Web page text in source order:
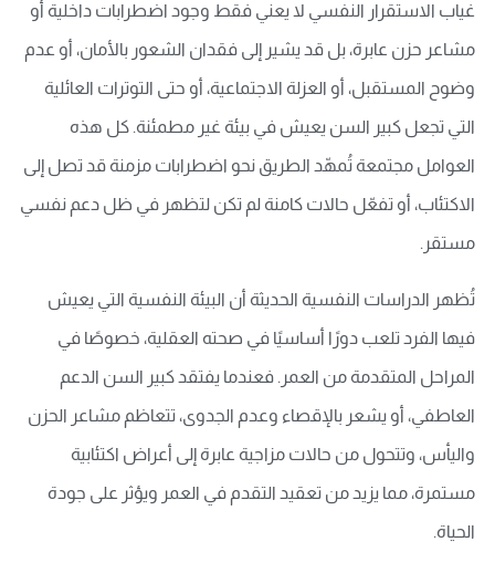
غياب الاستقرار النفسي لا يعني فقط وجود اضطرابات داخلية أو
مشاعر حزن عابرة، بل قد يشير إلى فقدان الشعور بالأمان، أو عدم
وضوح المستقبل، أو العزلة الاجتماعية، أو حتى التوترات العائلية
التي تجعل كبير السن يعيش في بيئة غير مطمئنة. كل هذه
العوامل مجتمعة تُمهّد الطريق نحو اضطرابات مزمنة قد تصل إلى
الاكتئاب، أو تفعّل حالات كامنة لم تكن لتظهر في ظل دعم نفسي
مستقر.
تُظهر الدراسات النفسية الحديثة أن البيئة النفسية التي يعيش
فيها الفرد تلعب دورًا أساسيًا في صحته العقلية، خصوصًا في
المراحل المتقدمة من العمر. فعندما يفتقد كبير السن الدعم
العاطفي، أو يشعر بالإقصاء وعدم الجدوى، تتعاظم مشاعر الحزن
واليأس، وتتحول من حالات مزاجية عابرة إلى أعراض اكتئابية
مستمرة، مما يزيد من تعقيد التقدم في العمر ويؤثر على جودة
الحياة.